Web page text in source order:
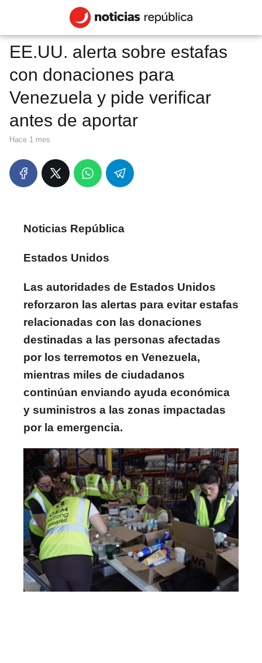
EE.UU. alerta sobre estafas
con donaciones para
Venezuela y pide verificar
antes de aportar
hace 1 mes
Noticias República
Estados Unidos
Las autoridades de Estados Unidos
reforzaron las alertas para evitar estafas
relacionadas con las donaciones
destinadas a las personas afectadas
por los terremotos en Venezuela,
mientras miles de ciudadanos
continúan enviando ayuda económica
y suministros a las zonas impactadas
por la emergencia.